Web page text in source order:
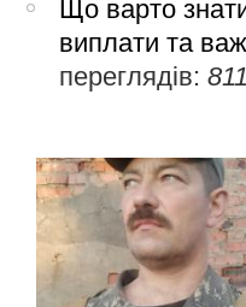
Що варто
виплати та
переглядів:811